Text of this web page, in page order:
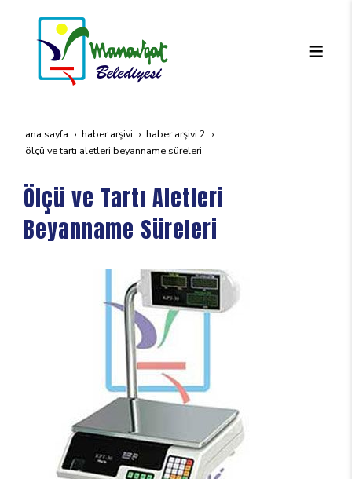
ana sayfa haber arşivi
haber arşivi 2
ölçü ve tartı aletleri beyanname süreleri
Ölçü ve Tartı Aletleri
Beyanname Süreleri